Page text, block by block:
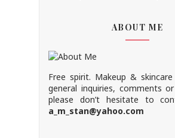
ABOUT ME
Free spirit. Makeup &
general inquiries, comments
please don’t hesitate to
a_m_stan@yahoo.com